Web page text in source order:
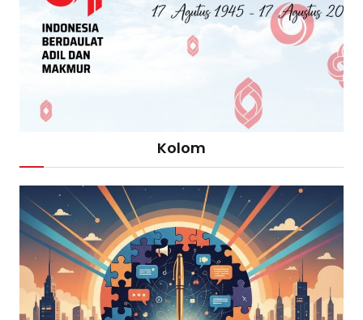
Kolom